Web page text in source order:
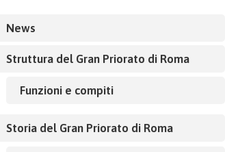
News
Struttura del Gran Priorato di Roma
Funzioni e compiti
Storia del Gran Priorato di Roma